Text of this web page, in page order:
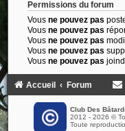
Permissions du forum
Vous ne pouvez pas
Vous ne pouvez pas
Vous ne pouvez pas
Vous ne pouvez pas
Vous ne pouvez pas
Accueil Forum
Club Des
2012 - 2026 ©
Toute